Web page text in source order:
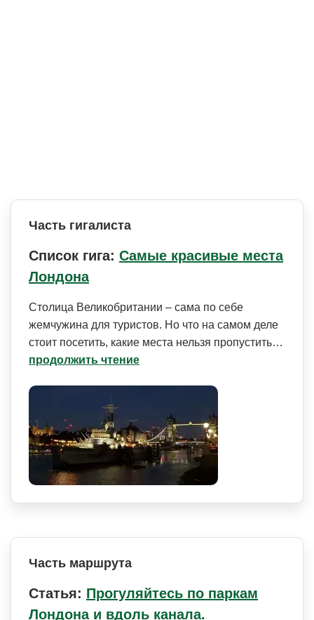
Часть гигалиста
Список гига: Самые красивые места
Лондона
Столица Великобритании – сама по себе
жемчужина для туристов. Но что на самом деле
стоит посетить, какие места нельзя пропустить…
продолжить чтение
Часть маршрута
Статья: Прогуляйтесь по паркам
Лондона и вдоль канала.